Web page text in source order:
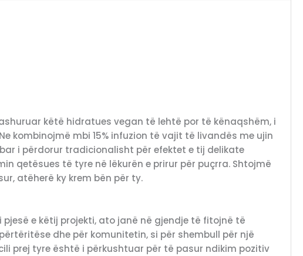
këtë hidratues vegan të lehtë por të kënaqshëm, i
kombinojmë mbi 15% infuzion të vajit të livandës me ujin
i përdorur tradicionalisht për efektet e tij delikate
qetësues të tyre në lëkurën e prirur për puçrra. Shtojmë
atëherë ky krem bën për ty.
e këtij projekti, ato janë në gjendje të fitojnë të
dhe për komunitetin, si për shembull për një
prej tyre është i përkushtuar për të pasur ndikim pozitiv